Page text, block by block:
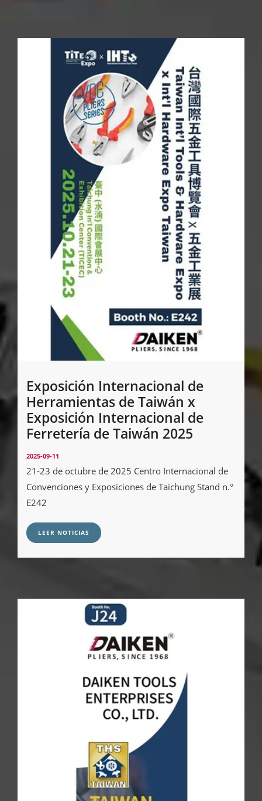
Exposición Internacional de
Herramientas de Taiwán x
Exposición Internacional de
Ferretería de Taiwán 2025
2025-09-11
21-23 de octubre de 2025 Centro Internacional de
Convenciones y Exposiciones de Taichung Stand n.°
E242
LEER NOTICIAS